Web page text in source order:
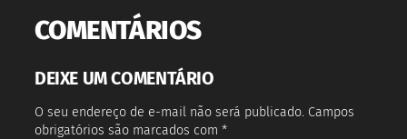
COMENTÁRIOS
DEIXE UM COMENTÁRIO
O seu endereço de e-mail não será publicado. Campos
obrigatórios são marcados com *